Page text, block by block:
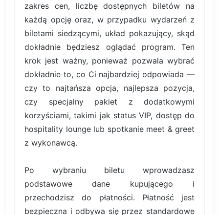
zakres cen, liczbę dostępnych biletów na
każdą opcję oraz, w przypadku wydarzeń z
biletami siedzącymi, układ pokazujący, skąd
dokładnie będziesz oglądać program. Ten
krok jest ważny, ponieważ pozwala wybrać
dokładnie to, co Ci najbardziej odpowiada —
czy to najtańsza opcja, najlepsza pozycja,
czy specjalny pakiet z dodatkowymi
korzyściami, takimi jak status VIP, dostęp do
hospitality lounge lub spotkanie meet & greet
z wykonawcą.
Po wybraniu biletu wprowadzasz
podstawowe dane kupującego i
przechodzisz do płatności. Płatność jest
bezpieczna i odbywa się przez standardowe